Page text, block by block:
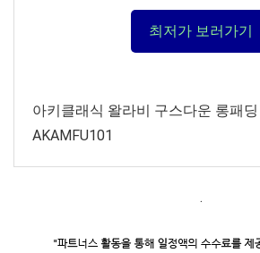
최저가 보러가기
아키클래식 왈라비 구스다운 롱패딩
AKAMFU101
.